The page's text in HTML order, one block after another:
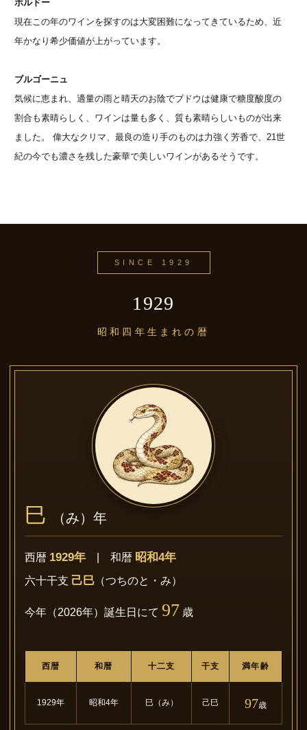
ボルドー
現在この年のワインを探すのは大変困難になってきているため、近
年かなり希少価値が上がっています。
ブルゴーニュ
気候に恵まれ、適量の雨と晴天のお陰でブドウは健康で糖度酸度の
割合も素晴らしく、ワインは量も多く、質も素晴らしいものが出来
ました。 偉大なクリマ、最良の造り手のものは力強く芳香で、21世
紀の今でも濃さを残した豪華で美しいワインがあるそうです。
SINCE 1929
1929
昭和四年生まれの暦
巳 （み）年
西暦 1929年 | 和暦 昭和4年
六十干支 己巳 （つちのと・み）
今年（2026年）誕生日にて 97 歳
西暦 和暦 十二支 干支 満年齢
1929年 昭和4年 巳（み） 己巳 97歳